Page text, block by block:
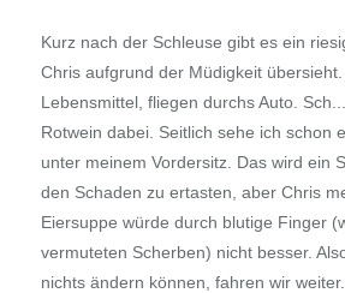
Kurz nach der Schleuse gibt es ein
Chris aufgrund der Müdigkeit
Lebensmittel, fliegen durchs Auto.
Rotwein dabei. Seitlich sehe ich schon
unter meinem Vordersitz. Das wird ein
den Schaden zu ertasten, aber Chris
Eiersuppe würde durch blutige Finger
vermuteten Scherben) nicht besser.
nichts ändern können, fahren wir weiter.